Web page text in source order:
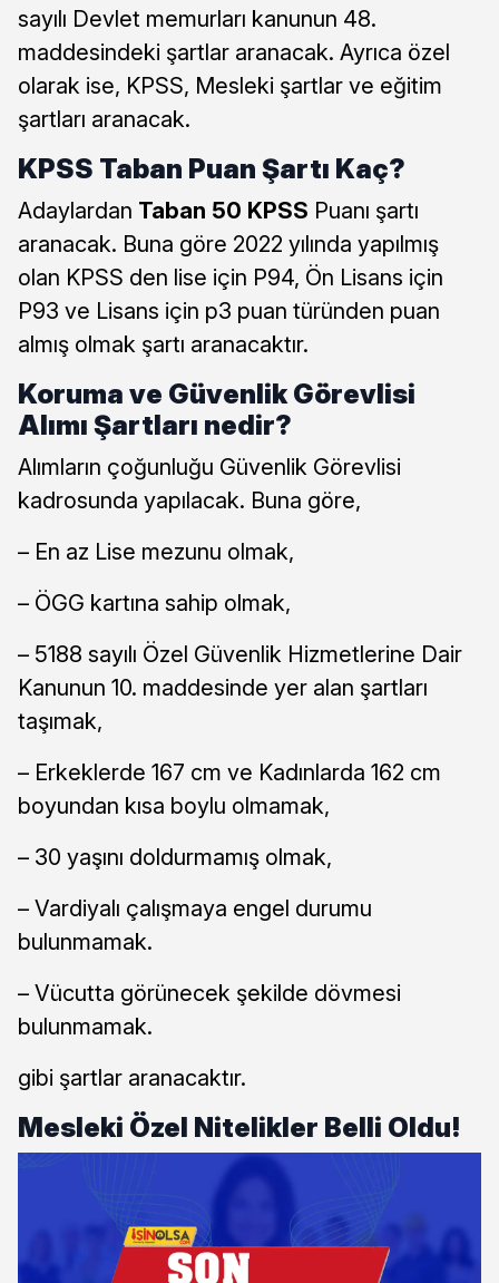
sayılı Devlet memurları kanunun 48.
maddesindeki şartlar aranacak. Ayrıca özel
olarak ise, KPSS, Mesleki şartlar ve eğitim
şartları aranacak.
KPSS Taban Puan Şartı Kaç?
Adaylardan Taban 50 KPSS Puanı şartı
aranacak. Buna göre 2022 yılında yapılmış
olan KPSS den lise için P94, Ön Lisans için
P93 ve Lisans için p3 puan türünden puan
almış olmak şartı aranacaktır.
Koruma ve Güvenlik Görevlisi
Alımı Şartları nedir?
Alımların çoğunluğu Güvenlik Görevlisi
kadrosunda yapılacak. Buna göre,
– En az Lise mezunu olmak,
– ÖGG kartına sahip olmak,
– 5188 sayılı Özel Güvenlik Hizmetlerine Dair
Kanunun 10. maddesinde yer alan şartları
taşımak,
– Erkeklerde 167 cm ve Kadınlarda 162 cm
boyundan kısa boylu olmamak,
– 30 yaşını doldurmamış olmak,
– Vardiyalı çalışmaya engel durumu
bulunmamak.
– Vücutta görünecek şekilde dövmesi
bulunmamak.
gibi şartlar aranacaktır.
Mesleki Özel Nitelikler Belli Oldu!